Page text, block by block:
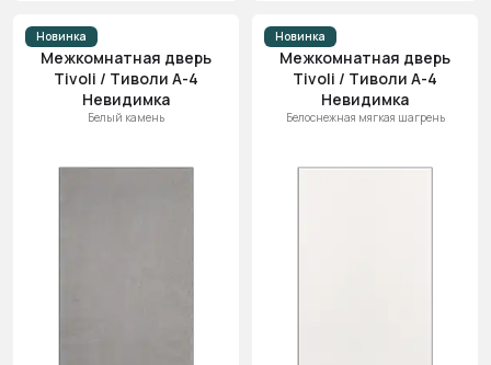
Новинка
Межкомнатная дверь
Tivoli / Тиволи А-4
Невидимка
Белый камень
Новинка
Межкомнатная дверь
Tivoli / Тиволи А-4
Невидимка
Белоснежная мягкая шагрень